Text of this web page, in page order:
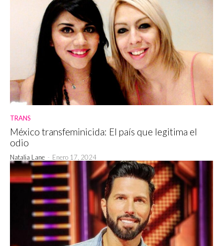
TRANS
México transfeminicida: El país que legitima el
odio
Natalia Lane - Enero 17, 2024